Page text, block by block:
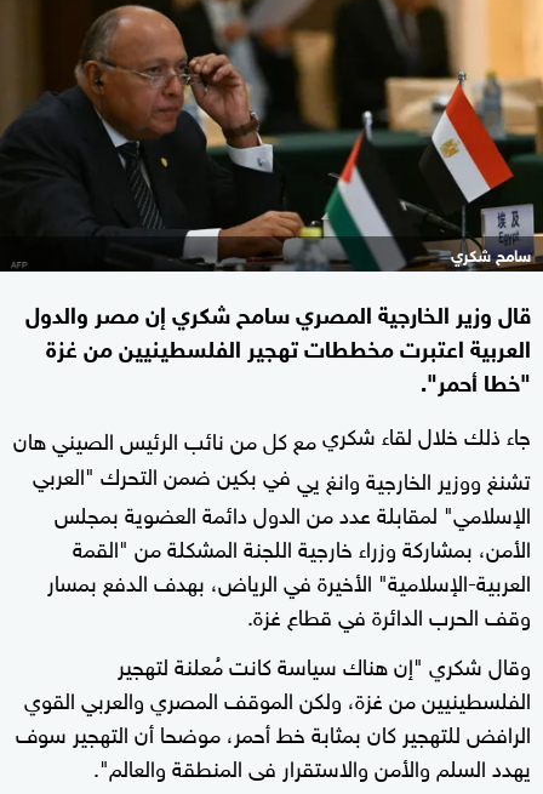
سامح شكري
قال وزير الخارجية المصري سامح شكري إن مصر والدول
العربية اعتبرت مخططات تهجير الفلسطينيين من غزة
"خطا أحمر".
جاء ذلك خلال لقاء شكريمع كل من نائب الرئيس الصيني هان
تشنغ ووزير الخارجية وانغ ييفي بكين ضمن التحرك "العربي
الإسلامي" لمقابلة عدد من الدول دائمة العضوية بمجلس
الأمن، بمشاركة وزراء خارجية اللجنة المشكلة من "القمة
العربية-الإسلامية" الأخيرة في الرياض، بهدف الدفع بمسار
وقف الحرب الدائرة في قطاع غزة.
وقال شكري "إن هناك سياسة كانت مُعلنة لتهجير
الفلسطينيين من غزة، ولكن الموقف المصري والعربي القوي
الرافض للتهجير كان بمثابة خط أحمر، موضحا أن التهجير سوف
يهدد السلم والأمن والاستقرار فى المنطقة والعالم".